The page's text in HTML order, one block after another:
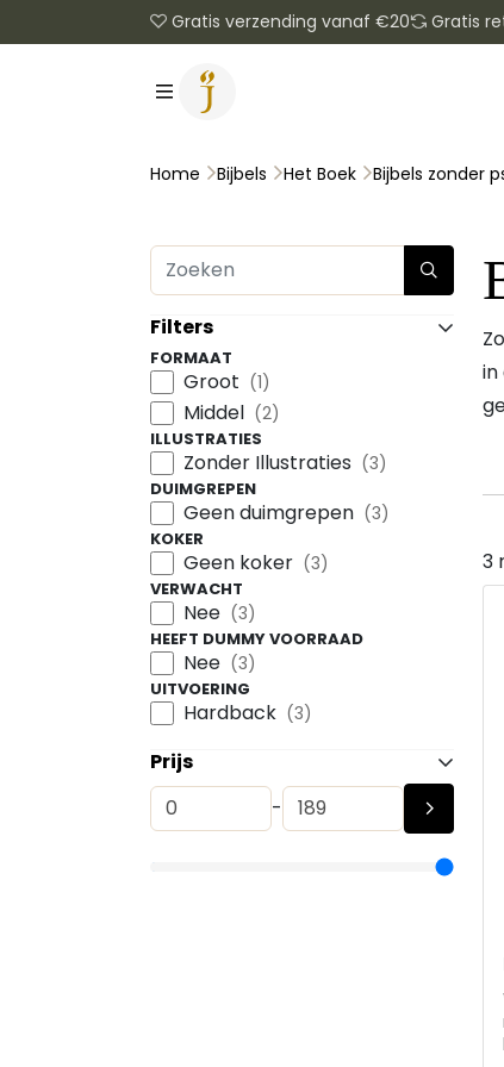
Gratis verzending vanaf €20 Gratis
Home Bijbels Het Boek Bijbels zonder
Filters
FORMAAT
Groot (1)
Middel (2)
ILLUSTRATIES
Zonder Illustraties (3)
DUIMGREPEN
Geen duimgrepen (3)
KOKER
Geen koker (3)
VERWACHT
Nee (3)
HEEFT DUMMY VOORRAAD
Nee (3)
UITVOERING
Hardback (3)
Prijs
-
in
3